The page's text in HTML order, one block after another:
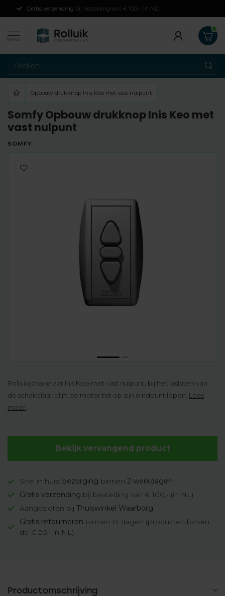
Gratis verzending bij besteding van € 100,- (in NL)
MENU
Opbouw drukknop Inis Keo met vast nulpunt
Somfy Opbouw drukknop Inis Keo met
vast nulpunt
SOMFY
Rolluikschakelaar Inis Keo met vast nulpunt, bij het loslaten van
de schakelaar blijft de motor tot op zijn eindpunt lopen. Lees
meer
Bekijk vervangend product
Snel in huis: bezorging binnen 2 werkdagen
Gratis verzending bij besteding van € 100,- (in NL)
Aangesloten bij Thuiswinkel Waarborg
Gratis retourneren binnen 14 dagen (producten boven
de € 20,- in NL)
Productomschrijving